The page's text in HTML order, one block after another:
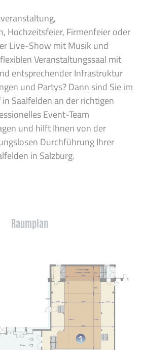
Hochzeitsfeier, Firmenfeier oder
Live-Show mit Musik und
Veranstaltungssaal mit
entsprechender Infrastruktur
und Partys? Dann sind Sie im
Saalfelden an der richtigen
Event-Team
und hilft Ihnen von der
Durchführung Ihrer
in Salzburg.
Raumplan